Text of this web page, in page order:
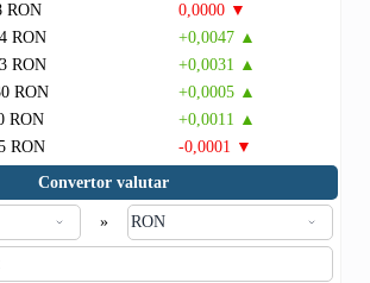
RON
0,0000 ▼
RON
+0,0047 ▲
RON
+0,0031 ▲
RON
+0,0005 ▲
RON
+0,0011 ▲
RON
-0,0001 ▼
Convertor valutar
»